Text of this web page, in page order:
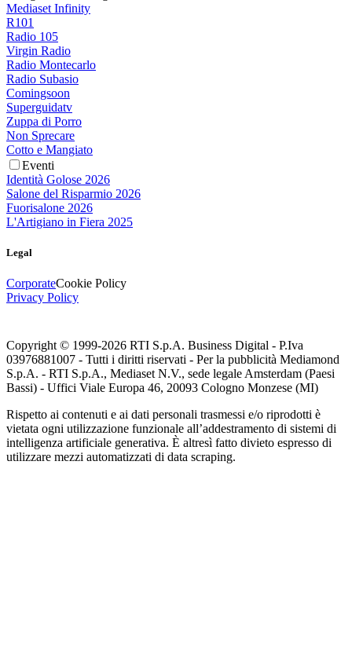
Mediaset Infinity
R101
Radio 105
Virgin Radio
Radio Montecarlo
Radio Subasio
Comingsoon
Superguidatv
Zuppa di Porro
Non Sprecare
Cotto e Mangiato
Eventi
Identità Golose 2026
Salone del Risparmio 2026
Fuorisalone 2026
L'Artigiano in Fiera 2025
Legal
CorporateCookie Policy
Privacy Policy
Copyright © 1999-2026 RTI S.p.A. Business Digital - P.Iva
03976881007 - Tutti i diritti riservati - Per la pubblicità Mediamond
S.p.A. - RTI S.p.A., Mediaset N.V., sede legale Amsterdam (Paesi
Bassi) - Uffici Viale Europa 46, 20093 Cologno Monzese (MI)
Rispetto ai contenuti e ai dati personali trasmessi e/o riprodotti è
vietata ogni utilizzazione funzionale all’addestramento di sistemi di
intelligenza artificiale generativa. È altresì fatto divieto espresso di
utilizzare mezzi automatizzati di data scraping.